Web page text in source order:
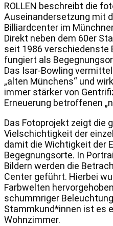
ROLLEN beschreibt die
Auseinandersetzung mit
Billiardcenter im
Direkt neben dem 60er
seit 1986 verschiedenste
fungiert als
Das Isar-Bowling
„alten Münchens“ und
immer stärkervon
Erneuerung betroffenen
Das Fotoprojekt zeigt die
Vielschichtigkeit der
damit die Wichtigkeit der
Begegnungsorte. In
Bildern werden die
Center geführt. Hierbei
Farbwelten
schummriger
Stammkund*innen ist es
Wohnzimmer.